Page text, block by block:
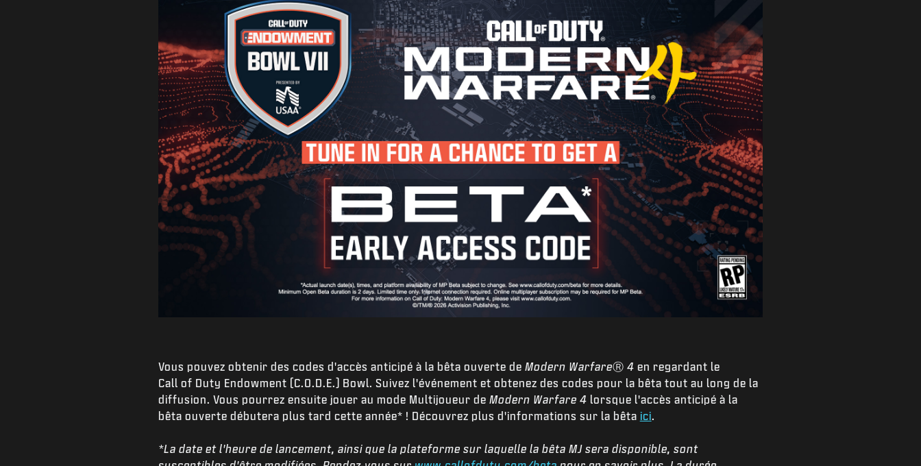
Vous pouvez obtenir des codes d'accès anticipé à la bêta ouverte de Modern WarfareⓇ 4 en regardant le
Call of Duty Endowment (C.O.D.E.) Bowl. Suivez l'événement et obtenez des codes pour la bêta tout au long de la
diffusion. Vous pourrez ensuite jouer au mode Multijoueur de Modern Warfare 4 lorsque l'accès anticipé à la
bêta ouverte débutera plus tard cette année* ! Découvrez plus d'informations sur la bêta ici.
*La date et l'heure de lancement, ainsi que la plateforme sur laquelle la bêta MJ sera disponible, sont